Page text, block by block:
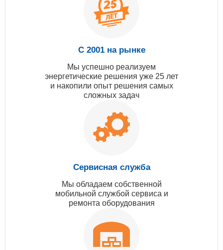
С 2001 на рынке
Мы успешно реализуем
энергетические решения уже 25 лет
и накопили опыт решения самых
сложных задач
Сервисная служба
Мы обладаем собственной
мобильной службой сервиса и
ремонта оборудования